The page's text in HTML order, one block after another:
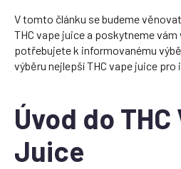
V tomto článku se budeme
THC vape juice a poskytneme
potřebujete k informovanému
výběru nejlepší THC vape juice pro
Úvod do THC
Juice